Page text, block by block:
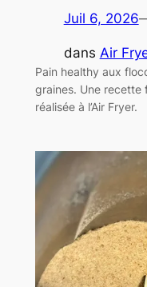
Juil 6, 2026
dans Air
Pain healthy aux
graines. Une recette
réalisée à l’Air Fryer.